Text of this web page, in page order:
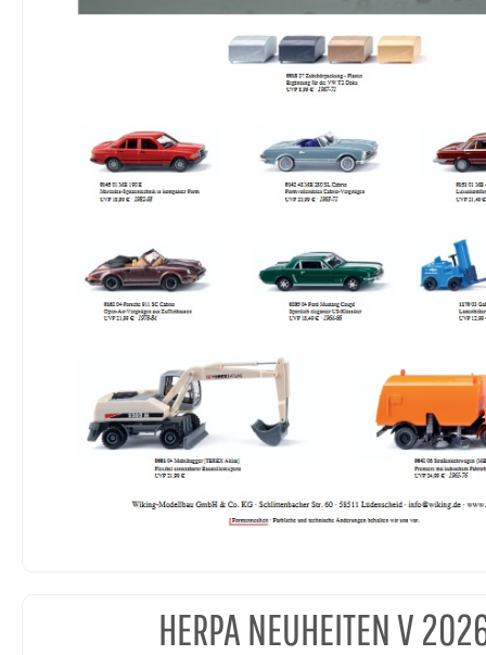
HERPA NEUHEITEN V